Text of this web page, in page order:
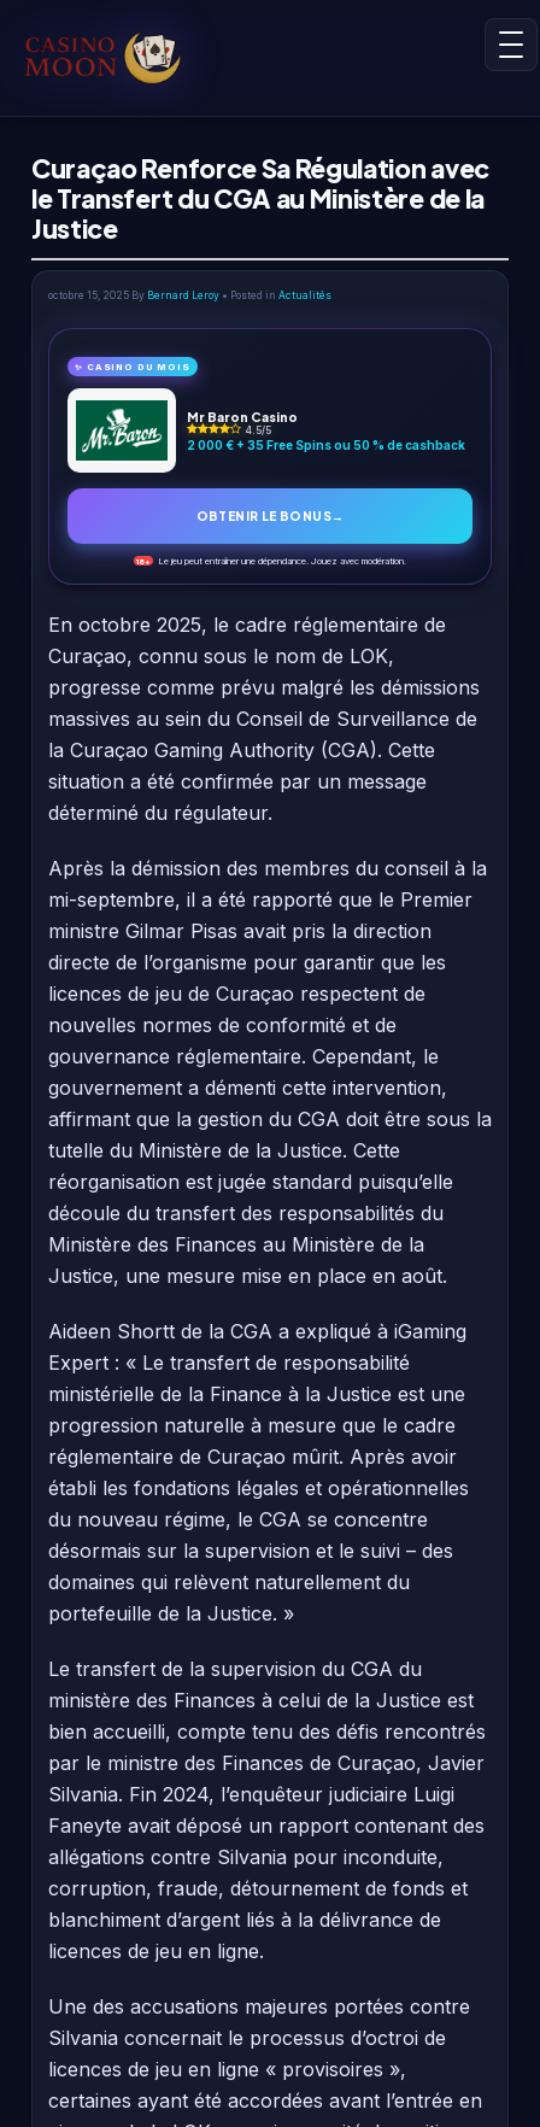
Curaçao Renforce Sa Régulation avec
le Transfert du CGA au Ministère de la
Justice
octobre 15, 2025 By Bernard Leroy • Posted in Actualités
✨ CASINO DU MOIS
Mr Baron Casino
4.5/5
2 000 € + 35 Free Spins ou 50 % de cashback
OBTENIR LE BONUS→
18+ Le jeu peut entraîner une dépendance. Jouez avec modération.
En octobre 2025, le cadre réglementaire de
Curaçao, connu sous le nom de LOK,
progresse comme prévu malgré les démissions
massives au sein du Conseil de Surveillance de
la Curaçao Gaming Authority (CGA). Cette
situation a été confirmée par un message
déterminé du régulateur.
Après la démission des membres du conseil à la
mi-septembre, il a été rapporté que le Premier
ministre Gilmar Pisas avait pris la direction
directe de l’organisme pour garantir que les
licences de jeu de Curaçao respectent de
nouvelles normes de conformité et de
gouvernance réglementaire. Cependant, le
gouvernement a démenti cette intervention,
affirmant que la gestion du CGA doit être sous la
tutelle du Ministère de la Justice. Cette
réorganisation est jugée standard puisqu’elle
découle du transfert des responsabilités du
Ministère des Finances au Ministère de la
Justice, une mesure mise en place en août.
Aideen Shortt de la CGA a expliqué à iGaming
Expert : « Le transfert de responsabilité
ministérielle de la Finance à la Justice est une
progression naturelle à mesure que le cadre
réglementaire de Curaçao mûrit. Après avoir
établi les fondations légales et opérationnelles
du nouveau régime, le CGA se concentre
désormais sur la supervision et le suivi – des
domaines qui relèvent naturellement du
portefeuille de la Justice. »
Le transfert de la supervision du CGA du
ministère des Finances à celui de la Justice est
bien accueilli, compte tenu des défis rencontrés
par le ministre des Finances de Curaçao, Javier
Silvania. Fin 2024, l’enquêteur judiciaire Luigi
Faneyte avait déposé un rapport contenant des
allégations contre Silvania pour inconduite,
corruption, fraude, détournement de fonds et
blanchiment d’argent liés à la délivrance de
licences de jeu en ligne.
Une des accusations majeures portées contre
Silvania concernait le processus d’octroi de
licences de jeu en ligne « provisoires »,
certaines ayant été accordées avant l’entrée en